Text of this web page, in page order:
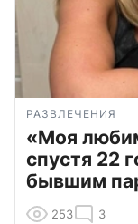
РАЗВЛЕЧЕНИЯ
«Моя
спустя 22
бывшим
253 3